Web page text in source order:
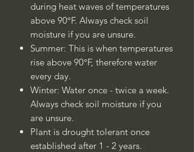
during heat waves of temperatures
above 90°F. Always check soil
moisture if you are unsure.
Summer: This is when temperatures
rise above 90°F, therefore water
every day.
Winter: Water once - twice a week.
Always check soil moisture if you
are unsure.
Plant is drought tolerant once
established after 1 - 2 years.